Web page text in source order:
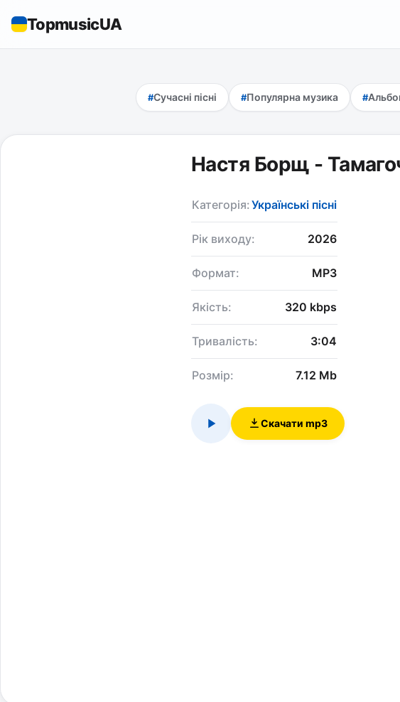
TopmusicUA
Сучасні пісні Популярна музика
Настя Борщ -
Категорія:Українські пісні
Рік виходу: 2026
Формат: MP3
Якість: 320 kbps
Тривалість: 3:04
Розмір: 7.12 Mb
Скачати mp3